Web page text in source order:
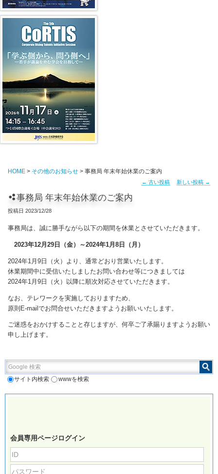
第5回 CoRTIS
HOME > その他のお知らせ > 事務局 年末年始休業のご案内
← 古い投稿 新しい投稿 →
事務局 年末年始休業のご案内
投稿日 2023/12/28
事務局は、誠に勝手ながら以下の期間を休業とさせていただきます。
2023年12月29日（金）～2024年1月8日（月）
2024年1月9日（火）より、通常どおり営業いたします。
休業期間中に受信いたしましたお問い合わせ等につきましては
2024年1月9日（火）以降に順次対応させていただきます。
なお、テレワークを実施しておりますため、
原則E-mailでお問合せいただきますようお願いいたします。
ご迷惑をおかけすることと存じますが、何卒ご了承賜りますようお願い
申し上げます。
Google 検索
サイト内検索 wwwを検索
会員専用ページログイン